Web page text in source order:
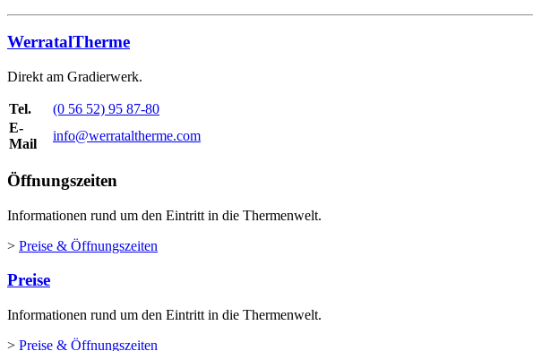
WerratalTherme
Direkt am Gradierwerk.
Tel.
(0 56 52) 95 87-80
E-
Mail
info@werrataltherme.com
Öffnungszeiten
Informationen rund um den Eintritt in die Thermenwelt.
> Preise & Öffnungszeiten
Preise
Informationen rund um den Eintritt in die Thermenwelt.
> Preise & Öffnungszeiten